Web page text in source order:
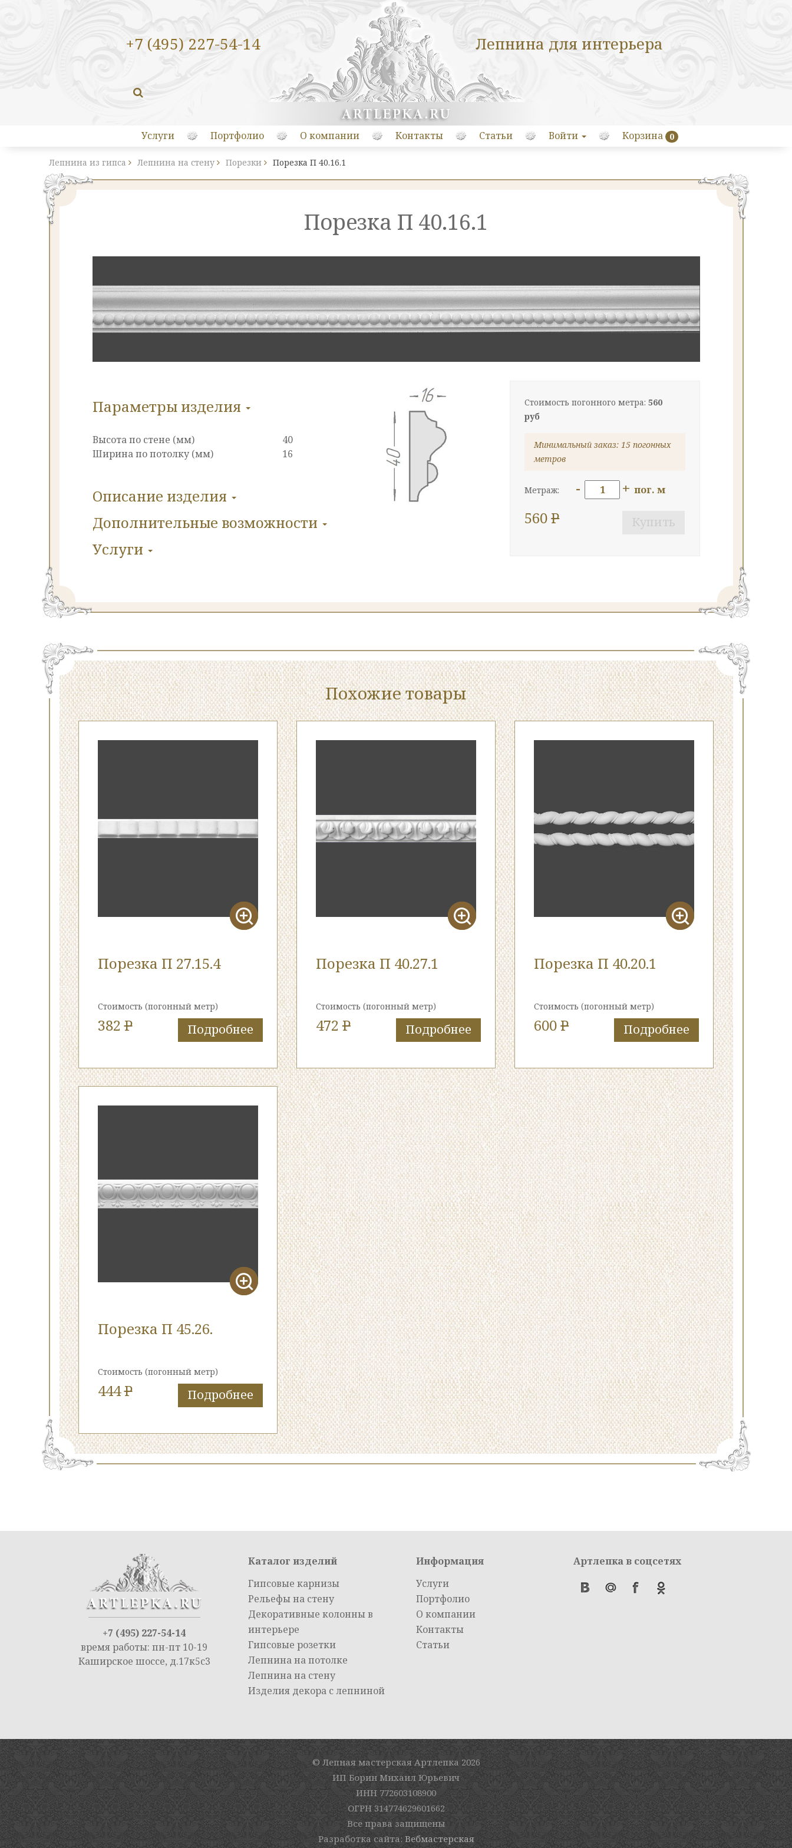
+7 (495) 227-54-14 Лепнина для интерьера
Услуги Портфолио О компании Контакты Статьи Войти Корзина 0
Лепнина из гипса Лепнина на стену Порезки Порезка П 40.16.1
Порезка П 40.16.1
Параметры изделия
Высота по стене (мм)
40
Ширина по потолку (мм)
16
Описание изделия
Дополнительные возможности
Услуги
Стоимость погонного метра:560
руб
Минимальный заказ: 15 погонных
метров
Метраж: - + пог. м
560P Купить
Похожие товары
Порезка П 27.15.4
Стоимость (погонный метр)
382P Подробнее
Порезка П 40.27.1
Стоимость (погонный метр)
472P Подробнее
Порезка П 40.20.1
Стоимость(погонный метр)
600P Подробнее
Порезка П 45.26.
Стоимость (погонный метр)
444P Подробнее
+7 (495) 227-54-14
время работы: пн-пт 10-19
Каширское шоссе, д.17к5с3
Каталог изделий
Гипсовые карнизы
Рельефы на стену
Декоративные колонны в
интерьере
Гипсовые розетки
Лепнина на потолке
Лепнина на стену
Изделия декора с лепниной
Информация
Услуги
Портфолио
О компании
Контакты
Статьи
Артлепка в соцсетях
© Лепная мастерская Артлепка 2026
ИП Борин Михаил Юрьевич
ИНН 772603108900
ОГРН 314774629601662
Все права защищены
Разработка сайта: Вебмастерская